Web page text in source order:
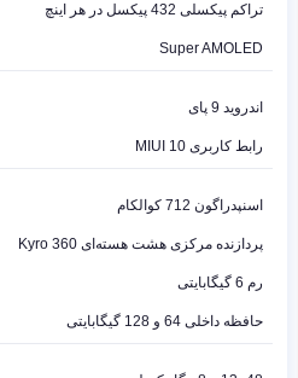
تراکم پیکسلی 432 پیکسل در هر اینچ
Super AMOLED
اندروید 9 پای
رابط کاربری MIUI 10
اسنپدراگون 712 کوالکام
پردازنده مرکزی هشت هسته‌ای Kyro 360
رم 6 گیگابایتی
حافظه داخلی 64 و 128 گیگابایتی